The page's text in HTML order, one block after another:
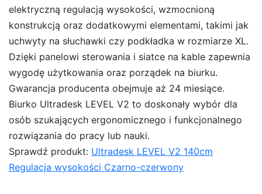
elektryczną regulacją wysokości, wzmocnioną
konstrukcją oraz dodatkowymi elementami, takimi jak
uchwyty na słuchawki czy podkładka w rozmiarze XL.
Dzięki panelowi sterowania i siatce na kable zapewnia
wygodę użytkowania oraz porządek na biurku.
Gwarancja producenta obejmuje aż 24 miesiące.
Biurko Ultradesk LEVEL V2 to doskonały wybór dla
osób szukających ergonomicznego i funkcjonalnego
rozwiązania do pracy lub nauki.
Sprawdź produkt: Ultradesk LEVEL V2 140cm
Regulacja wysokości Czarno-czerwony